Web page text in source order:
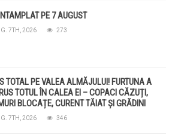
PE 7 AUGUST
7TH, 2026 273
TOTAL PE VALEA ALMĂJULUI! FURTUNA A
TOTUL ÎN CALEA EI – COPACI CĂZUȚI,
BLOCAȚE, CURENT TĂIAT ȘI GRĂDINI
DE GRINDINĂ!
7TH, 2026 346